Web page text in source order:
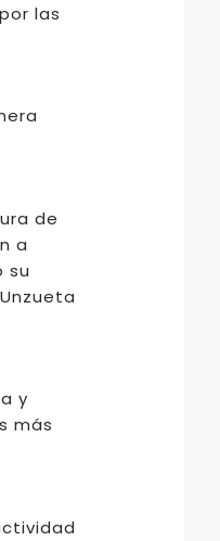
las
de
a
su
y
más